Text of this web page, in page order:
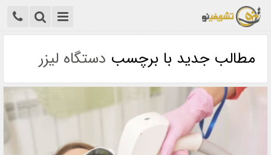
مطالب جدید با برچسب دستگاه لیزر